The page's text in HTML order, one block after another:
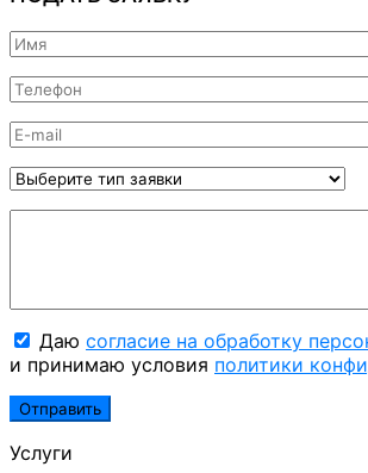
Даю согласие на обработку
и принимаю условия политики
Услуги